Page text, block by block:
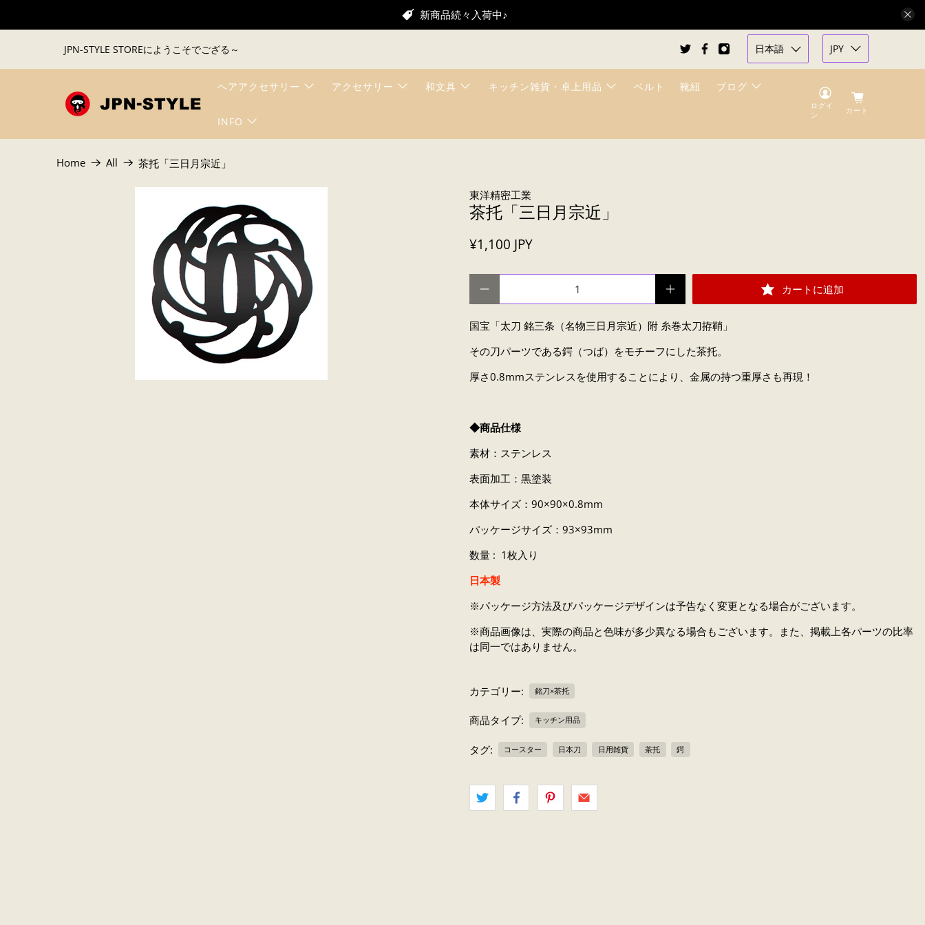
新商品続々入荷中♪
JPN-STYLE STOREにようこそでござる～ 日本語 JPY
ヘアアクセサリー アクセサリー 和文具 キッチン雑貨・卓上用品 ベルト 靴紐 ブログ
INFO
ログイ
ン
カート
Home All 茶托「三日月宗近」
東洋精密工業
茶托「三日月宗近」
¥1,100 JPY
カートに追加
国宝「太刀 銘三条（名物三日月宗近）附 糸巻太刀拵鞘」
その刀パーツである鍔（つば）をモチーフにした茶托。
厚さ0.8mmステンレスを使用することにより、金属の持つ重厚さも再現！
◆商品仕様
素材：ステンレス
表面加工：黒塗装
本体サイズ：90×90×0.8mm
パッケージサイズ：93×93mm
数量 : 1枚入り
日本製
※パッケージ方法及びパッケージデザインは予告なく変更となる場合がございます。
※商品画像は、実際の商品と色味が多少異なる場合もございます。また、掲載上各パーツの比率
は同一ではありません。
カテゴリー: 銘刀×茶托
商品タイプ: キッチン用品
タグ: コースター 日本刀 日用雑貨 茶托 鍔